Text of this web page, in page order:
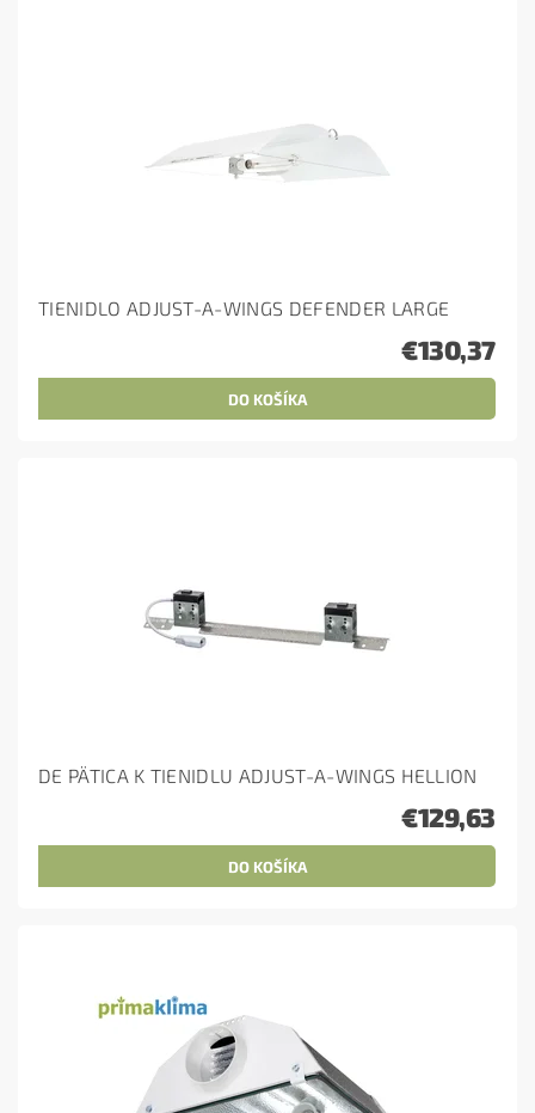
TIENIDLO ADJUST-A-WINGS DEFENDER LARGE
€130,37
DE PÄTICA K TIENIDLU ADJUST-A-WINGS HELLION
€129,63